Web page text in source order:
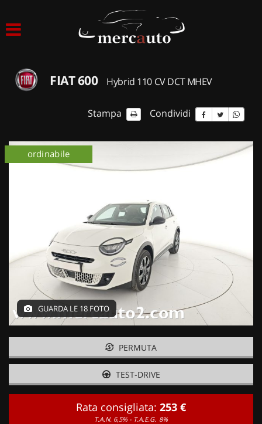
ACQUISTIAMO USATO
NOLEGGIO AUTO
NOLEGGIO BREVE TERMINE
CONTATTI
FIAT 600 Hybrid 110 CV DCT MHEV
Stampa Condividi
ordinabile
GUARDA LE 18 FOTO
PERMUTA
TEST-DRIVE
Rata consigliata: 253 €
T.A.N. 6,5% - T.A.E.G. 8%